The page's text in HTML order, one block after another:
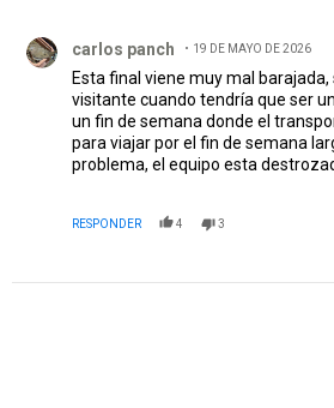
carlos panch 19 DE MAYO DE 2026
Esta final viene muy mal barajada,
visitante cuando tendría que ser
un fin de semana donde el
para viajar por el fin de semana
problema, el equipo esta
a la afa que a propósito
sumado a la mala preparación
totalmente diezmado, el chacho
RESPONDER 4 3